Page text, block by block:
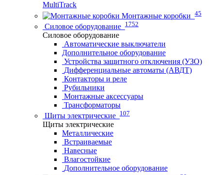
MultiTrack
Монтажные коробки 45
Силовое оборудование 1752
Силовое оборудование
Автоматические выключатели
Дополнительное оборудование
Устройства защитного отключения (УЗО)
Дифференциальные автоматы (АВДТ)
Контакторы и реле
Рубильники
Монтажные аксессуары
Трансформаторы
Щиты электрические 107
Щиты электрические
Металлические
Встраиваемые
Навесные
Влагостойкие
Дополнительное оборудование